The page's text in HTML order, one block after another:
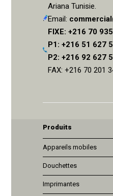
Ariana Tunisie.
Email:
FIXE: +216 70
P1: +216 51 627
P2: +216 92 627
FAX: +216 70 201
Produits
Appareils mobiles
Douchettes
Imprimantes